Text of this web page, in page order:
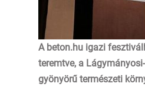
A beton.hu igazi
teremtve, a
gyönyörű természeti